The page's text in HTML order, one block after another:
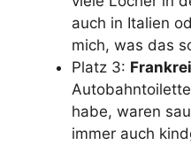
auch in Italien
mich, was das
Platz 3:
habe, waren
immer auch